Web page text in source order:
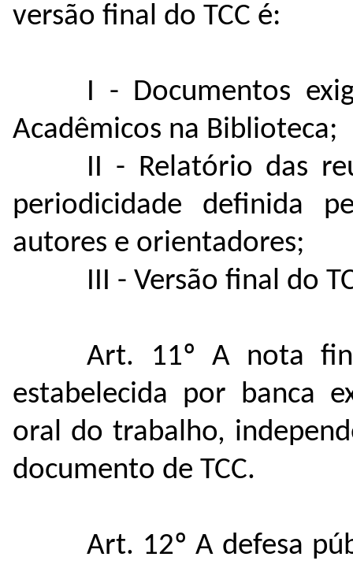
versão final do TCC é:
I - Documentos
Acadêmicos na Biblioteca;
II - Relatório das
periodicidade definida
autores e orientadores;
III - Versão final do
Art. 11º A nota
estabelecida por banca
oral do trabalho,
documento de TCC.
Art. 12º A defesa